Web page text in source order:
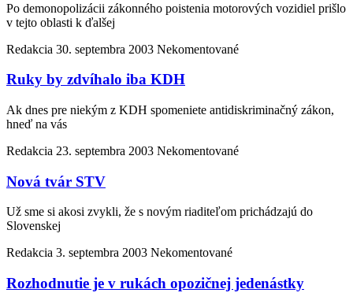
Po demonopolizácii zákonného poistenia motorových vozidiel prišlo
v tejto oblasti k ďalšej
Redakcia 30. septembra 2003 Nekomentované
Ruky by zdvíhalo iba KDH
Ak dnes pre niekým z KDH spomeniete antidiskriminačný zákon,
hneď na vás
Redakcia 23. septembra 2003 Nekomentované
Nová tvár STV
Už sme si akosi zvykli, že s novým riaditeľom prichádzajú do
Slovenskej
Redakcia 3. septembra 2003 Nekomentované
Rozhodnutie je v rukách opozičnej jedenástky